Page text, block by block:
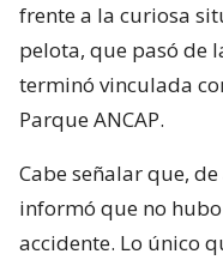
frente a la curiosa
pelota, que pasó de
terminó vinculada
Parque ANCAP.
Cabe señalar que,
informó que no
accidente. Lo único